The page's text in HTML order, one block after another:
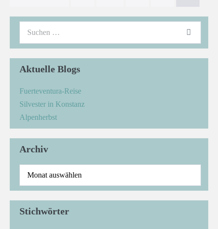
Aktuelle Blogs
Fuerteventura-Reise
Silvester in Konstanz
Alpenherbst
Archiv
Stichwörter